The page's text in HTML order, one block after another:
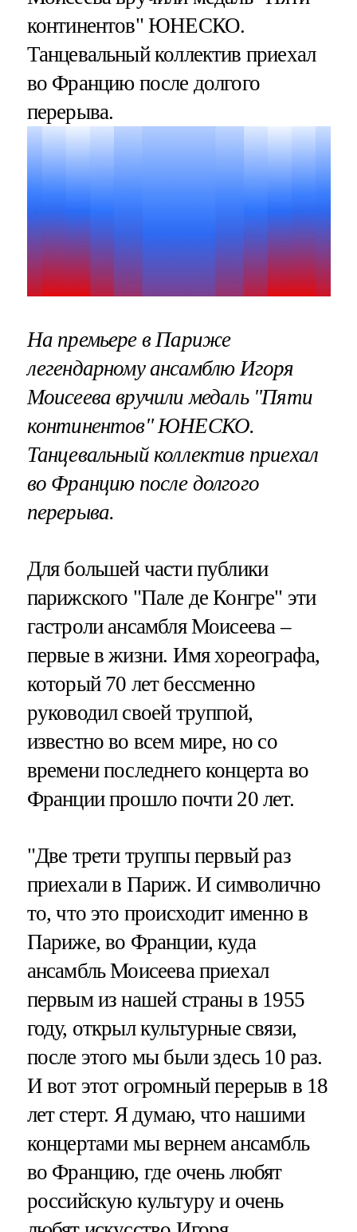
континентов" ЮНЕСКО.
Танцевальный коллектив приехал
во Францию после долгого
перерыва.
На премьере в Париже
легендарному ансамблю Игоря
Моисеева вручили медаль "Пяти
континентов" ЮНЕСКО.
Танцевальный коллектив приехал
во Францию после долгого
перерыва.
Для большей части публики
парижского "Пале де Конгре" эти
гастроли ансамбля Моисеева –
первые в жизни. Имя хореографа,
который 70 лет бессменно
руководил своей труппой,
известно во всем мире, но со
времени последнего концерта во
Франции прошло почти 20 лет.
"Две трети труппы первый раз
приехали в Париж. И символично
то, что это происходит именно в
Париже, во Франции, куда
ансамбль Моисеева приехал
первым из нашей страны в 1955
году, открыл культурные связи,
после этого мы были здесь 10 раз.
И вот этот огромный перерыв в 18
лет стерт. Я думаю, что нашими
концертами мы вернем ансамбль
во Францию, где очень любят
российскую культуру и очень